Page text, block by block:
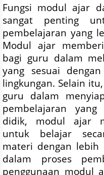
Fungsi modul ajar
sangat penting
pembelajaran yang
Modul ajar
bagi guru dalam
yang sesuai
lingkungan. Selain
guru dalam
pembelajaran
didik, modul ajar
untuk belajar
materi dengan
dalam proses
penggunaan modul